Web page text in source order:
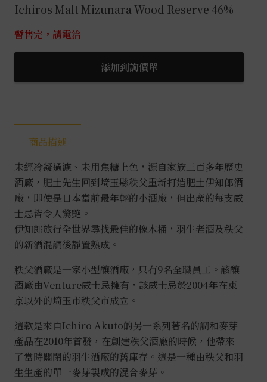
Ichiros Malt Mizunara Wood Reserve 46%
暫售完，請電洽
添加到詢價單
商品描述
未經冷凝過濾、未用焦糖上色，源自家族三百多年歷史
酒廠，肥土先生回到埼玉縣秩父重新打造肥土伊知郎酒
廠，即使是日本當前最年輕的小酒廠，但出產的每支威
士忌皆令人驚艷。
伊知郎旅行全世界尋找最佳的橡木桶，羽生老酒及秩父
的新酒混調後靜置熟成。
秩父酒廠是一家小型釀酒廠，只有9名全職員工。該釀
酒廠由Venture威士忌擁有，該威士忌於2004年在東
京以外的埼玉市秩父市成立。
這款是來自Ichiro Akuto的另一系列著名的調和麥芽
產品在2010年首發，在創建秩父酒廠的時候，他帶來
了當時關閉的羽生酒廠的舊庫存。這是一種由秩父和羽
生生產的單一麥芽製成的混合麥芽。